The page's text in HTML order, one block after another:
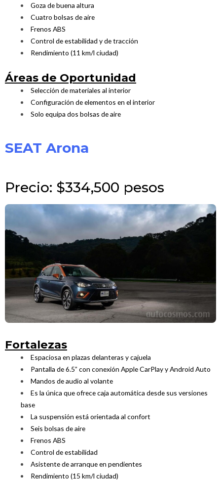
Goza de buena altura
Cuatro bolsas de aire
Frenos ABS
Control de estabilidad y de tracción
Rendimiento (11 km/l ciudad)
Áreas de Oportunidad
Selección de materiales al interior
Configuración de elementos en el interior
Solo equipa dos bolsas de aire
SEAT Arona
Precio: $334,500 pesos
Fortalezas
Espaciosa en plazas delanteras y cajuela
Pantalla de 6.5” con conexión Apple CarPlay y Android Auto
Mandos de audio al volante
Es la única que ofrece caja automática desde sus versiones
base
La suspensión está orientada al confort
Seis bolsas de aire
Frenos ABS
Control de estabilidad
Asistente de arranque en pendientes
Rendimiento (15 km/l ciudad)